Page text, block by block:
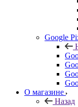
Google
О магазине
Назад